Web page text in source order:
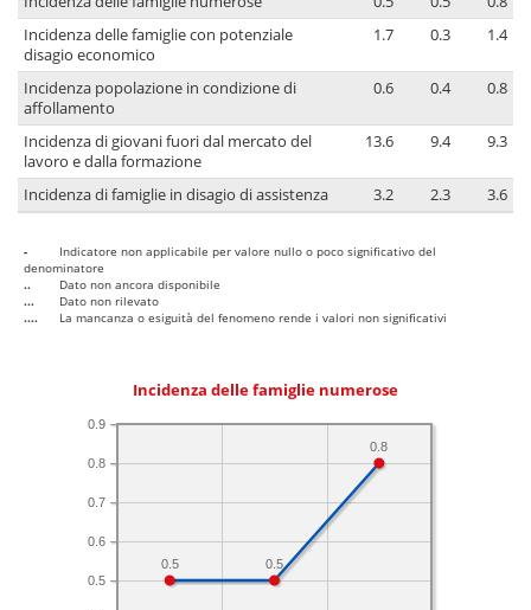
Incidenza delle famiglie con potenziale
disagio economico
1.7 0.3 1.4
Incidenza popolazione in condizione di
affollamento
0.6 0.4 0.8
Incidenza di giovani fuori dal mercato del
lavoro e dalla formazione
13.6 9.4 9.3
Incidenza di famiglie in disagio di assistenza 3.2 2.3 3.6
-
Indicatore non applicabile per valore nullo o poco significativo del
denominatore
..
Dato non ancora disponibile
...
Dato non rilevato
....
La mancanza o esiguità del fenomeno rende i valori non significativi
Incidenza delle famiglie numerose
0.5
0.6
0.7
0.8
0.9
0.8
0.5
0.5